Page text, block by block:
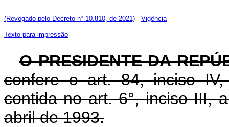
(Revogado pelo Decreto nº 10.810, de 2021) Vigência
Texto para impressão
O PRESIDENTE DA
confere o art. 84, inciso
contida no art. 6°, inciso III,
abril de 1993.